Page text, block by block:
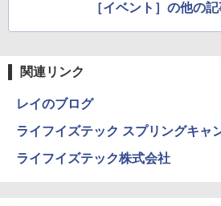
［イベント］の他の
関連リンク
レイのブログ
ライフイズテック スプリングキャ
ライフイズテック株式会社